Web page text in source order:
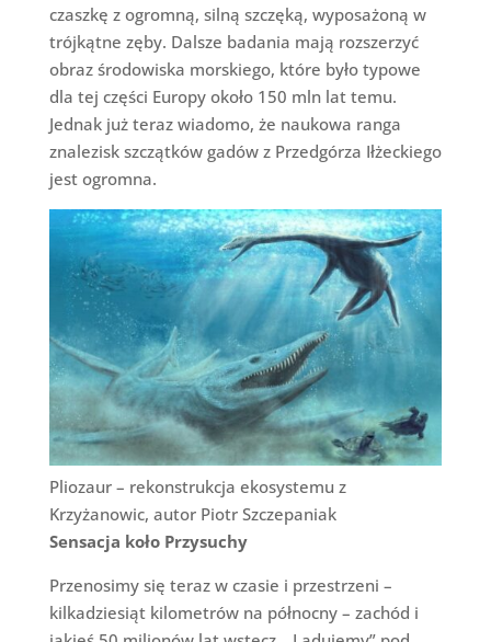
czaszkę z ogromną, silną szczęką, wyposażoną w
trójkątne zęby. Dalsze badania mają rozszerzyć
obraz środowiska morskiego, które było typowe
dla tej części Europy około 150 mln lat temu.
Jednak już teraz wiadomo, że naukowa ranga
znalezisk szczątków gadów z Przedgórza Iłżeckiego
jest ogromna.
Pliozaur – rekonstrukcja ekosystemu z
Krzyżanowic, autor Piotr Szczepaniak
Sensacja koło Przysuchy
Przenosimy się teraz w czasie i przestrzeni –
kilkadziesiąt kilometrów na północny – zachód i